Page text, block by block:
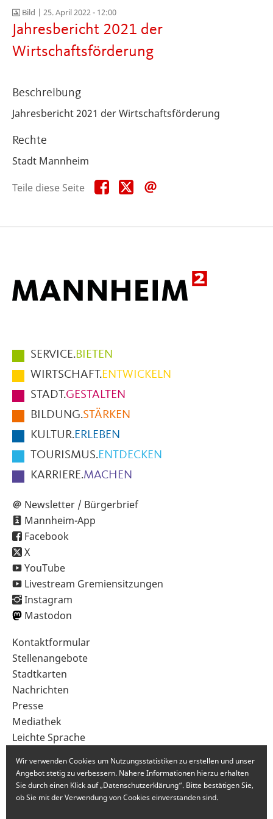
Bild | 25. April 2022 - 12:00
Jahresbericht 2021 der
Wirtschaftsförderung
Beschreibung
Jahresbericht 2021 der Wirtschaftsförderung
Rechte
Stadt Mannheim
Teile diese Seite
Teile
diese
Teile
diese
Hauptmenüpunkte
im
Fußbereich
der
Seite
SERVICE.BIETEN
WIRTSCHAFT.ENTWICKELN
STADT.GESTALTEN
BILDUNG.STÄRKEN
KULTUR.ERLEBEN
TOURISMUS.ENTDECKEN
KARRIERE.MACHEN
Newsletter / Bürgerbrief
Mannheim-App
Facebook
X
YouTube
Livestream Gremiensitzungen
Instagram
Mastodon
Sekundärnavigation
im
Fußbereich
Kontaktformular
Stellenangebote
Stadtkarten
Nachrichten
Presse
Mediathek
Leichte Sprache
Wir verwenden Cookies um Nutzungsstatistiken zu erstellen und unser
Angebot stetig zu verbessern. Nähere Informationen hierzu erhalten
Sie durch einen Klick auf „Datenschutzerklärung“. Bitte bestätigen Sie,
ob Sie mit der Verwendung von Cookies einverstanden sind.